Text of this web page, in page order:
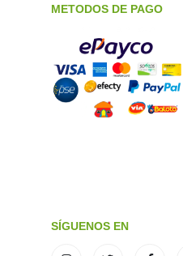
METODOS DE PAGO
SÍGUENOS EN